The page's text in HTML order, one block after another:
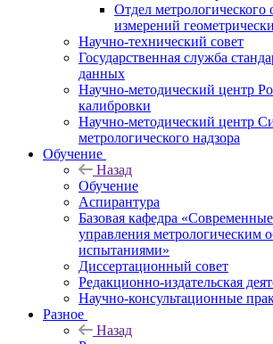
Отдел метрологического
измерений
Научно-технический совет
Государственная служба
данных
Научно-методический центр
калибровки
Научно-методический центр
метрологического надзора
Обучение
Назад
Обучение
Аспирантура
Базовая кафедра
управления метрологическим
испытаниями»
Диссертационный совет
Редакционно-издательская
Научно-консультационные
Разное
Назад